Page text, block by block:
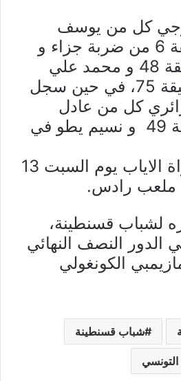
كل من يوسف
البلايلي في الدقيقة 6 من ضربة جزاء و
كوليبالي في الدقيقة 48 و محمد علي
اليعقوبي في الدقيقة 75، في حين سجل
كل من عادل
جعبوط في الدقيقة 49 و نسيم يطو في
هذا و ستدور مباراة الاياب يوم السبت 13
ملعب رادس.
لشباب قسنطينة،
الدور النصف النهائي
الكونغولي
شباب قسنطينة